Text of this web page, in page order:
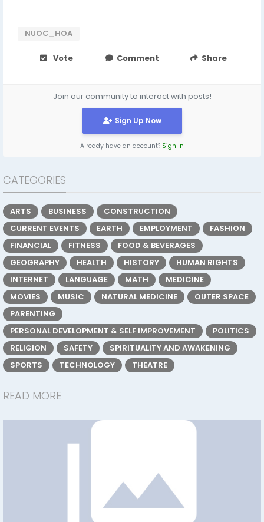
NUOC_HOA
Vote Comment Share
Join our community to interact with posts!
Sign Up Now
Already have an account? Sign In
CATEGORIES
ARTS BUSINESS
CONSTRUCTION
CURRENT EVENTS
EARTH EMPLOYMENT
FASHION
FINANCIAL
FITNESS
FOOD & BEVERAGES
GEOGRAPHY
HEALTH HISTORY
HUMAN RIGHTS
INTERNET
LANGUAGE MATH
MEDICINE
MOVIES
MUSIC NATURAL MEDICINE
OUTER SPACE
PARENTING
PERSONAL DEVELOPMENT & SELF IMPROVEMENT
POLITICS
RELIGION
SAFETY
SPIRITUALITY AND AWAKENING
SPORTS
TECHNOLOGY THEATRE
READ MORE